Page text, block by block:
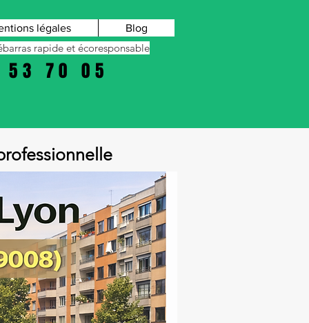
légales Blog
rapide et écoresponsable
53 70 05